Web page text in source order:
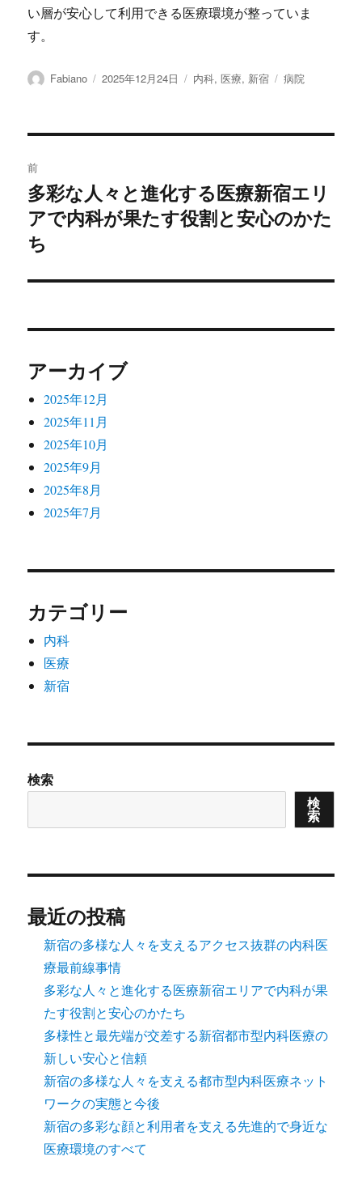
い層が安心して利用できる医療環境が整っていま
す。
投
Fabiano
投
2025年12月24日
カ
内科,医療, 新宿
タ
病院
稿
ナ
ビ
ゲ
ー
シ
ョ
ン
前
前
の
投
稿:
多彩な人々と進化する医療新宿エリ
アで内科が果たす役割と安心のかた
ち
アーカイブ
2025年12月
2025年11月
2025年10月
2025年9月
2025年8月
2025年7月
カテゴリー
内科
医療
新宿
検索
検
索
最近の投稿
新宿の多様な人々を支えるアクセス抜群の内科医
療最前線事情
多彩な人々と進化する医療新宿エリアで内科が果
たす役割と安心のかたち
多様性と最先端が交差する新宿都市型内科医療の
新しい安心と信頼
新宿の多様な人々を支える都市型内科医療ネット
ワークの実態と今後
新宿の多彩な顔と利用者を支える先進的で身近な
医療環境のすべて